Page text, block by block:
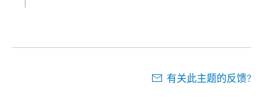
有关此主题的反馈?